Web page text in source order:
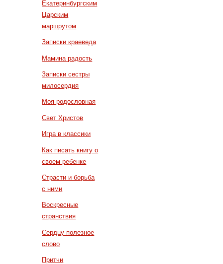
Екатеринбургским
Царским
маршрутом
Записки краеведа
Мамина радость
Записки сестры
милосердия
Моя родословная
Свет Христов
Игра в классики
Как писать книгу о
своем ребенке
Страсти и борьба
с ними
Воскресные
странствия
Сердцу полезное
слово
Притчи